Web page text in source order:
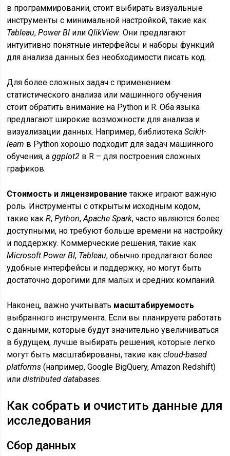
в программировании, стоит выбирать визуальные
инструменты с минимальной настройкой, такие как
Tableau,Power BI или QlikView. Они предлагают
интуитивно понятные интерфейсы и наборы функций
для анализа данных без необходимости писать код.
Для более сложных задач с применением
статистического анализа или машинного обучения
стоит обратить внимание на Python и R. Оба языка
предлагают широкие возможности для анализа и
визуализации данных. Например, библиотекаScikit-
learn в Python хорошо подходит для задач машинного
обучения, аggplot2 в R – для построения сложных
графиков.
Стоимость и лицензирование также играют важную
роль. Инструменты с открытым исходным кодом,
такие какR,Python,Apache Spark, часто являются более
доступными, но требуют больше времени на настройку
и поддержку. Коммерческие решения, такие как
Microsoft Power BI, Tableau, обычно предлагают более
удобные интерфейсы и поддержку, но могут быть
достаточно дорогими для малых и средних компаний.
Наконец, важно учитывать масштабируемость
выбранного инструмента. Если вы планируете работать
с данными, которые будут значительно увеличиваться
в будущем, лучше выбирать решения, которые легко
могут быть масштабированы, такие какcloud-based
platforms (например, Google BigQuery, Amazon Redshift)
илиdistributed databases.
Как собрать и очистить данные для
исследования
Сбор данных